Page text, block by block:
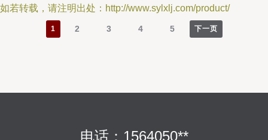
如若转载，请注明出处：http://www.sylxlj.com/product/
1 2 3 4 5 下一页
电话：1564050**